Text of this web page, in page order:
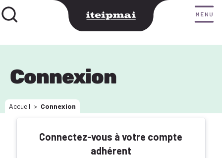
Connexion
Accueil > Connexion
Connectez-vous à votre compte
adhérent